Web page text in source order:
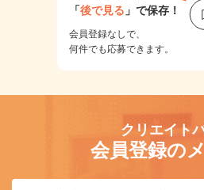
「後で見る 」で保存！
会員登録なしで、
何件でも応募できます。
クリエイト
会員登録の